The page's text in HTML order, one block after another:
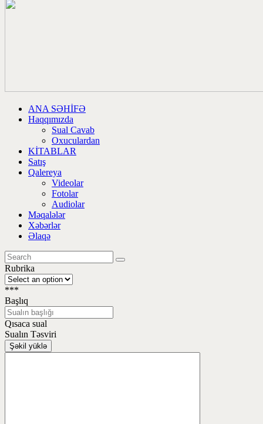
ANA SƏHİFƏ
Haqqımızda
Sual Cavab
Oxuculardan
KİTABLAR
Satış
Qalereya
Videolar
Fotolar
Audiolar
Məqalələr
Xəbərlər
Əlaqə
Rubrika
***
Başlıq
Qısaca sual
Sualın Təsviri
Şəkil yüklə